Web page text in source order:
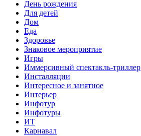
День рождения
Для детей
Дом
Еда
Здоровье
Знаковое мероприятие
Игры
Иммерсивный спектакль-триллер
Инсталляции
Интересное и занятное
Интерьер
Инфотур
Инфотуры
ИТ
Карнавал